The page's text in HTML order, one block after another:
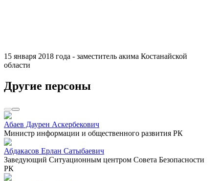
15 января 2018 года - заместитель акима Костанайской
области
Другие персоны
Абаев Даурен Аскербекович
Министр информации и общественного развития РК
Абдакасов Ерлан Сатыбаевич
Заведующий Ситуационным центром Совета Безопасности
РК